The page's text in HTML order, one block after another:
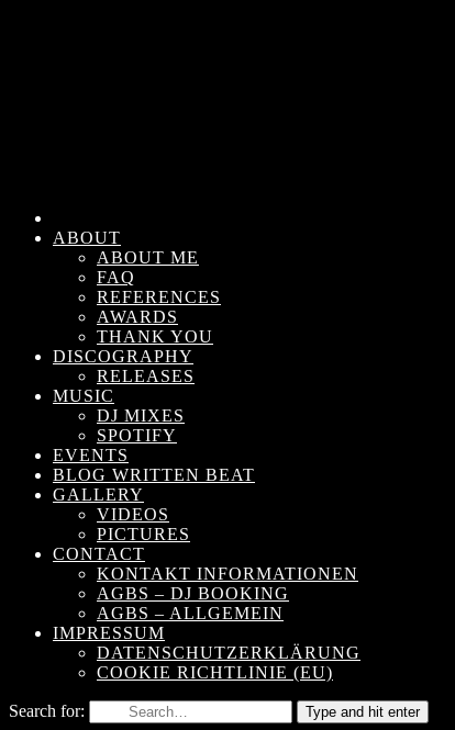
ABOUT
ABOUT ME
FAQ
REFERENCES
AWARDS
THANK YOU
DISCOGRAPHY
RELEASES
MUSIC
DJ MIXES
SPOTIFY
EVENTS
BLOG WRITTEN BEAT
GALLERY
VIDEOS
PICTURES
CONTACT
KONTAKT INFORMATIONEN
AGBS – DJ BOOKING
AGBS – ALLGEMEIN
IMPRESSUM
DATENSCHUTZERKLÄRUNG
COOKIE RICHTLINIE (EU)
Search for: Type and hit enter